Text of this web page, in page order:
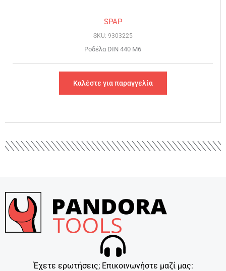
SPAP
SKU: 9303225
Ροδέλα DIN 440 Μ6
Καλέστε για παραγγελία
Έχετε ερωτήσεις; Επικοινωνήστε μαζί μας: